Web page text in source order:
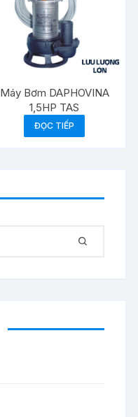
Máy Bơm DAPHOVINA
1,5HP TAS
ĐỌC TIẾP